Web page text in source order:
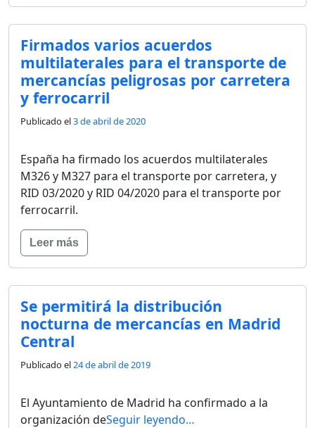
Firmados varios acuerdos
multilaterales para el transporte de
mercancías peligrosas por carretera
y ferrocarril
Publicado el3 de abril de 2020
España ha firmado los acuerdos multilaterales
M326 y M327 para el transporte por carretera, y
RID 03/2020 y RID 04/2020 para el transporte por
ferrocarril.
Leer más
Se permitirá la distribución
nocturna de mercancías en Madrid
Central
Publicado el24 de abril de 2019
El Ayuntamiento de Madrid ha confirmado a la
organización deSeguir leyendo…